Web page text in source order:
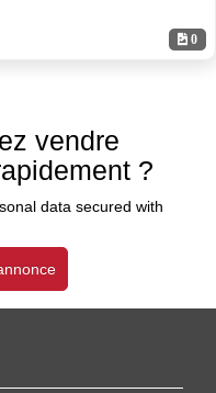
0
vendre
?
data secured with